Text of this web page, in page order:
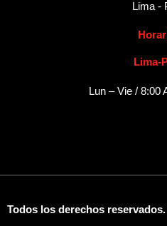
Lima -
Lima-
Lun – Vie / 8:00
Todos los derechos